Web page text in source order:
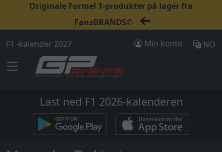
Originale Formel 1-produkter på lager fra
FansBRANDS©
F1 -kalender 2027 Min konto NO
Last ned F1 2026-kalenderen